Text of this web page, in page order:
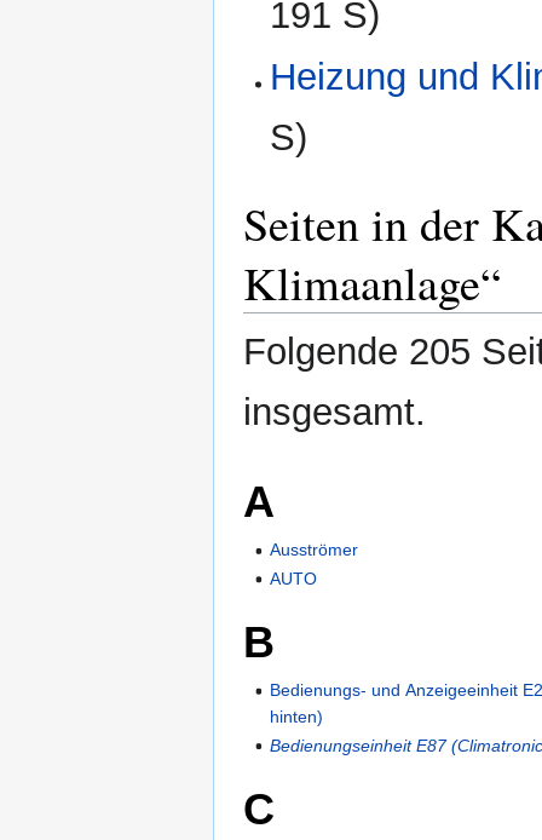
191 S)
Heizung und
S)
Seiten in der
Klimaanlage“
Folgende 205
insgesamt.
A
Ausströmer
AUTO
B
Bedienungs- und Anzeigeeinheit
hinten)
Bedienungseinheit E87
C